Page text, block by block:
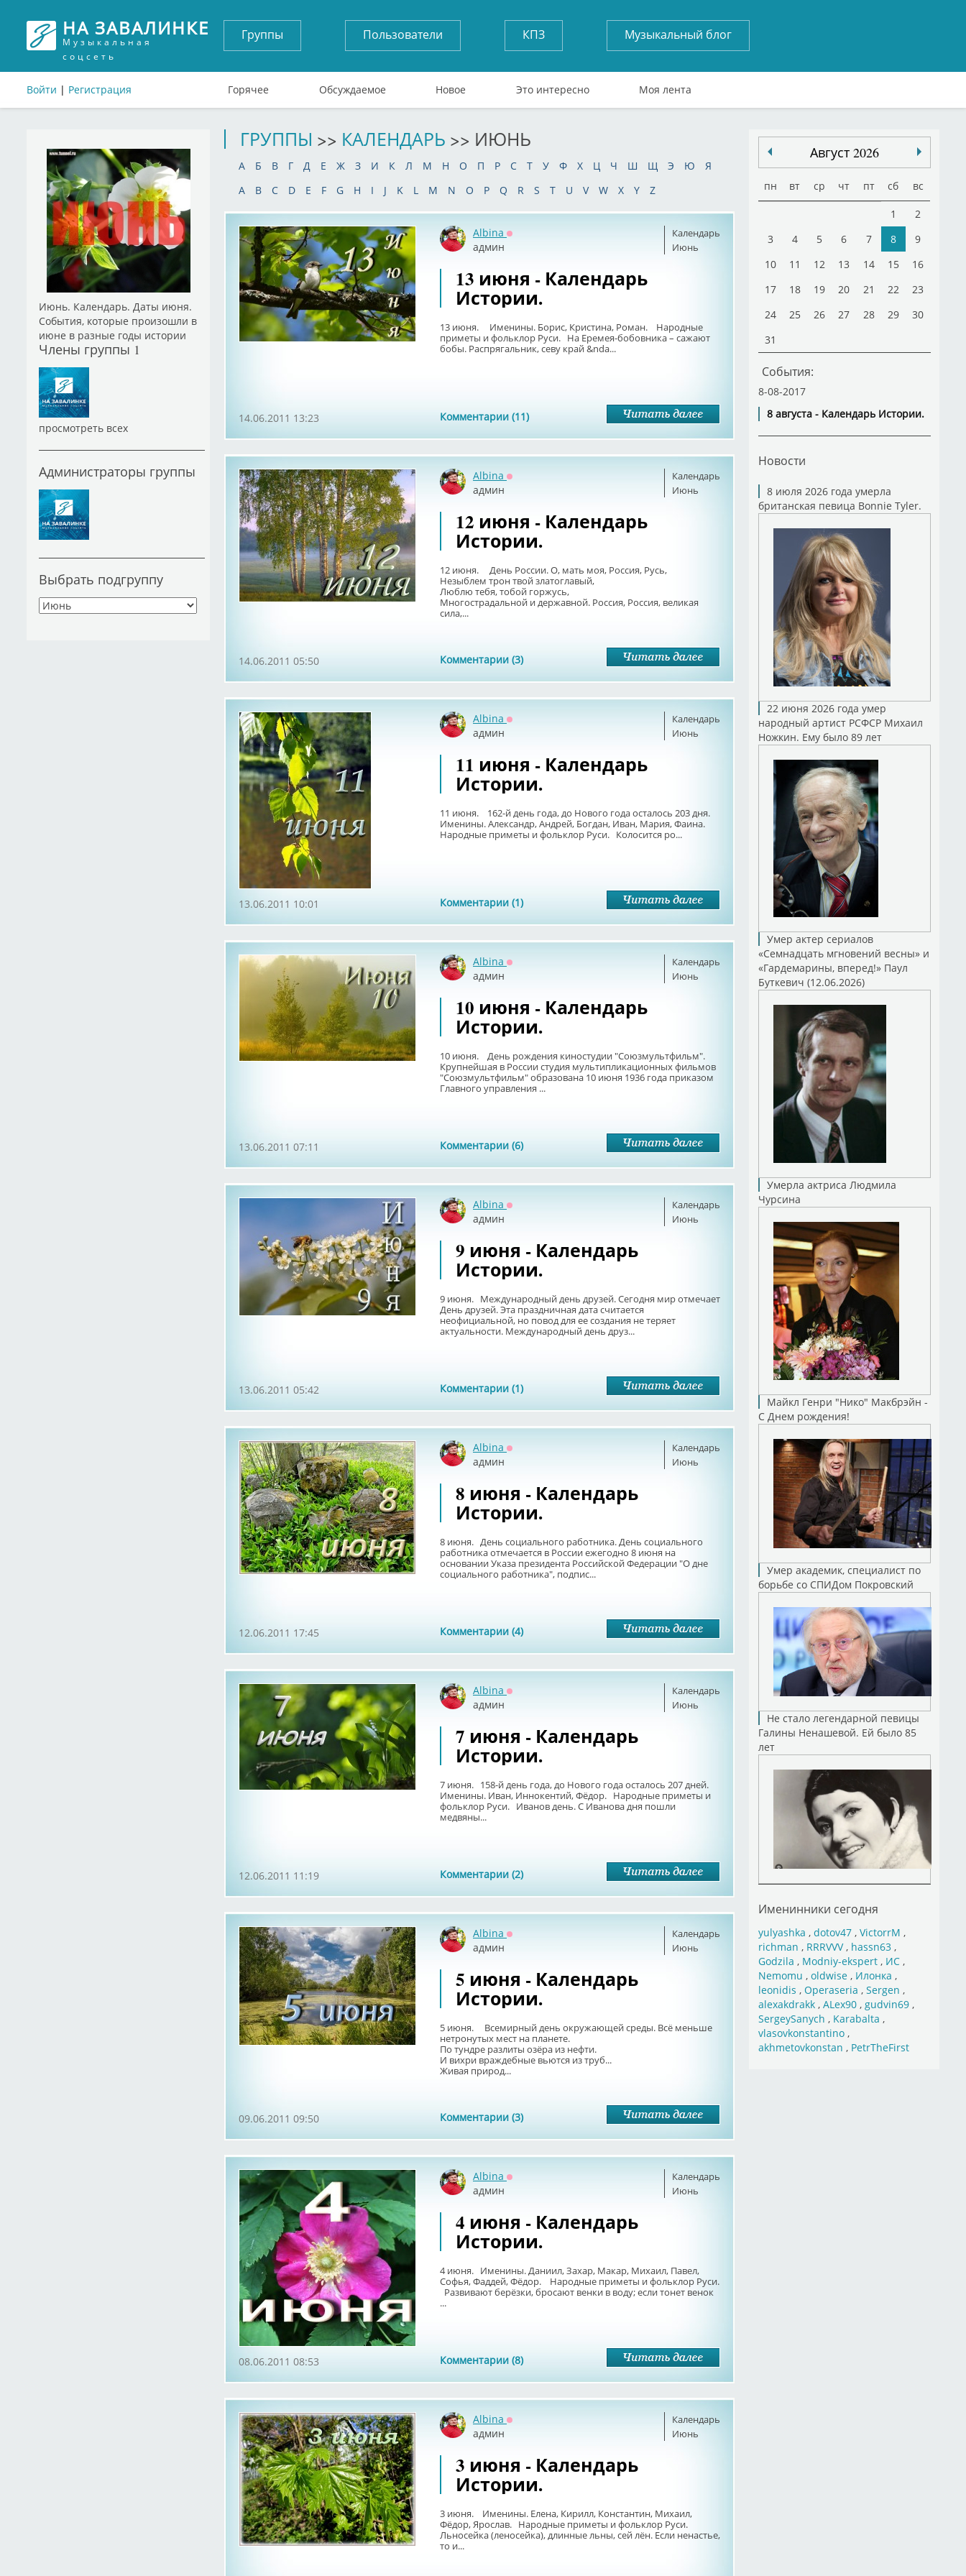
НА ЗАВАЛИНКЕ
Музыкальная
соцсеть
Войти | Регистрация
Группы Пользователи КПЗ Музыкальный блог
Горячее Обсуждаемое Новое Это интересно Моя лента
Июнь. Календарь. Даты июня.
События, которые произошли в
июне в разные годы истории
Члены группы 1
просмотреть всех
Администраторы группы
Выбрать подгруппу
ГРУППЫ >> КАЛЕНДАРЬ >> ИЮНЬ
А Б В Г Д Е Ж З И К Л М Н О П Р С Т У Ф Х Ц Ч Ш Щ Э Ю
Я
A
B C D E F G H I J K L M N O P Q R S T U V W X Y Z
Календарь
Июнь
Albina
админ
13 июня - Календарь
Истории.
13 июня. Именины. Борис, Кристина, Роман. Народные
приметы и фольклор Руси. На Еремея-бобовника – сажают
бобы. Распрягальник, севу край &nda...
Комментарии (11)
14.06.2011 13:23
Календарь
Июнь
Albina
админ
12 июня - Календарь
Истории.
12 июня. День России. О, мать моя, Россия, Русь,
Незыблем трон твой златоглавый,
Люблю тебя, тобой горжусь,
Многострадальной и державной. Россия, Россия, великая
сила,...
Комментарии (3)
14.06.2011 05:50
Календарь
Июнь
Albina
админ
11 июня - Календарь
Истории.
11 июня. 162-й день года, до Нового года осталось 203 дня.
Именины. Александр, Андрей, Богдан, Иван, Мария, Фаина.
Народные приметы и фольклор Руси. Колосится ро...
Комментарии (1)
13.06.2011 10:01
Календарь
Июнь
Albina
админ
10 июня - Календарь
Истории.
10 июня. День рождения киностудии "Союзмультфильм".
Крупнейшая в России студия мультипликационных фильмов
"Союзмультфильм" образована 10 июня 1936 года приказом
Главного управления ...
Комментарии (6)
13.06.2011 07:11
Календарь
Июнь
Albina
админ
9 июня - Календарь
Истории.
9 июня. Международный день друзей. Сегодня мир отмечает
День друзей. Эта праздничная дата считается
неофициальной, но повод для ее создания не теряет
актуальности. Международный день друз...
Комментарии (1)
13.06.2011 05:42
Календарь
Июнь
Albina
админ
8 июня - Календарь
Истории.
8 июня. День социального работника. День социального
работника отмечается в России ежегодно 8 июня на
основании Указа президента Российской Федерации "О дне
социального работника", подпис...
Комментарии (4)
12.06.2011 17:45
Календарь
Июнь
Albina
админ
7 июня - Календарь
Истории.
7 июня. 158-й день года, до Нового года осталось 207 дней.
Именины. Иван, Иннокентий, Фёдор. Народные приметы и
фольклор Руси. Иванов день. С Иванова дня пошли
медвяны...
Комментарии (2)
12.06.2011 11:19
Календарь
Июнь
Albina
админ
5 июня - Календарь
Истории.
5 июня. Всемирный день окружающей среды. Всё меньше
нетронутых мест на планете.
По тундре разлиты озёра из нефти.
И вихри враждебные вьются из труб...
Живая природ...
Комментарии (3)
09.06.2011 09:50
Календарь
Июнь
Albina
админ
4 июня - Календарь
Истории.
4 июня. Именины. Даниил, Захар, Макар, Михаил, Павел,
Софья, Фаддей, Фёдор. Народные приметы и фольклор Руси.
Развивают берёзки, бросают венки в воду; если тонет венок
...
Комментарии (8)
08.06.2011 08:53
Календарь
Июнь
Albina
админ
3 июня - Календарь
Истории.
3 июня. Именины. Елена, Кирилл, Константин, Михаил,
Фёдор, Ярослав. Народные приметы и фольклор Руси.
Льносейка (леносейка), длинные льны, сей лён. Если ненастье,
то и...
Август 2026
пн вт ср чт пт сб вс
1
2
3
4 5 6 7 8
9
10
11 12 13 14 15
16
17
18 19 20 21 22
23
24
25 26 27 28 29
30
31
События:
8-08-2017
8 августа - Календарь Истории.
Новости
8 июля 2026 года умерла
британская певица Bonnie Tyler.
22 июня 2026 года умер
народный артист РСФСР Михаил
Ножкин. Ему было 89 лет
Умер актер сериалов
«Семнадцать мгновений весны» и
«Гардемарины, вперед!» Паул
Буткевич (12.06.2026)
Умерла актриса Людмила
Чурсина
Майкл Генри "Нико" Макбрэйн -
С Днем рождения!
Умер академик, специалист по
борьбе со СПИДом Покровский
Не стало легендарной певицы
Галины Ненашевой. Ей было 85
лет
Именинники сегодня
yulyashka , dotov47, VictorrM ,
richman , RRRVVV, hassn63,
Godzila , Modniy-ekspert, ИС,
Nemomu , oldwise, Илонка ,
leonidis , Operaseria , Sergen ,
alexakdrakk, ALex90, gudvin69,
SergeySanych , Karabalta ,
vlasovkonstantino,
akhmetovkonstan , PetrTheFirst